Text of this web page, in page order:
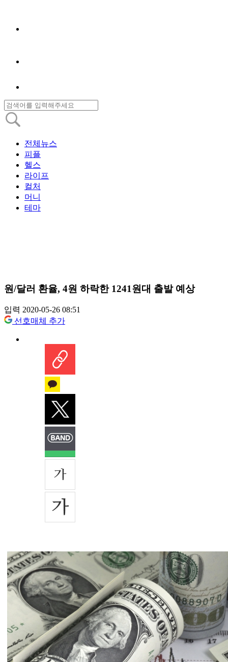
전체뉴스
피플
헬스
라이프
컬처
머니
테마
원/달러 환율, 4원 하락한 1241원대 출발 예상
입력 2020-05-26 08:51
선호매체 추가